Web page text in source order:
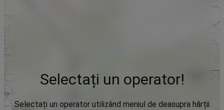
Selectați un operator!
Selectați un operator utilizând meniul de deasupra hărții